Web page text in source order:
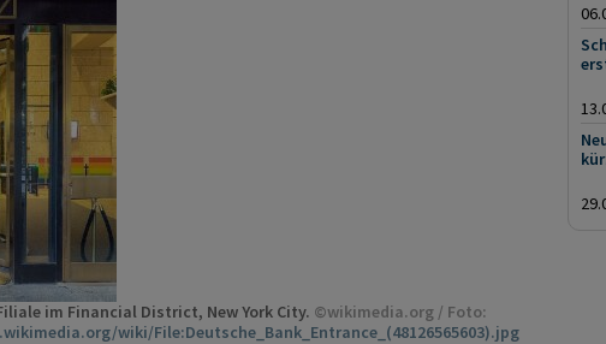
im Financial District, New York City. ©wikimedia.org / Foto:
wiki/File:Deutsche_Bank_Entrance_(48126565603).jpg